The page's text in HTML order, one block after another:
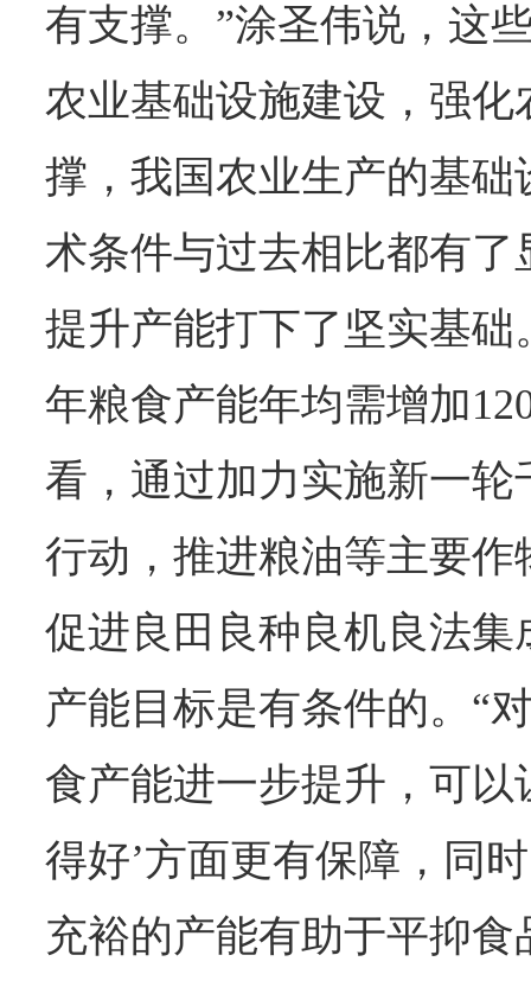
有支撑。”涂圣伟说，这
农业基础设施建设，强
撑，我国农业生产的基
术条件与过去相比都有
提升产能打下了坚实基础
年粮食产能年均需增加
看，通过加力实施新一
行动，推进粮油等主要
促进良田良种良机良法集
产能目标是有条件的。“
食产能进一步提升，可以
得好’方面更有保障，同
充裕的产能有助于平抑